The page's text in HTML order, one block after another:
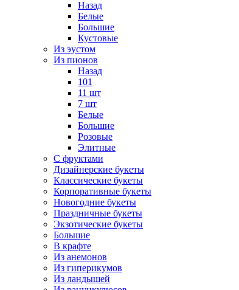
Назад
Белые
Большие
Кустовые
Из эустом
Из пионов
Назад
101
11 шт
7 шт
Белые
Большие
Розовые
Элитные
С фруктами
Дизайнерские букеты
Классические букеты
Корпоративные букеты
Новогодние букеты
Праздничные букеты
Экзотические букеты
Большие
В крафте
Из анемонов
Из гиперикумов
Из ландышей